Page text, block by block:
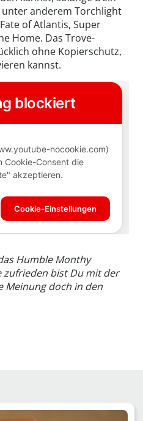
anderem Torchlight
of Atlantis, Super
Home. Das Trove-
ohne Kopierschutz,
kannst.
Humble Monthy
zufrieden bist Du mit der
Meinung doch in den